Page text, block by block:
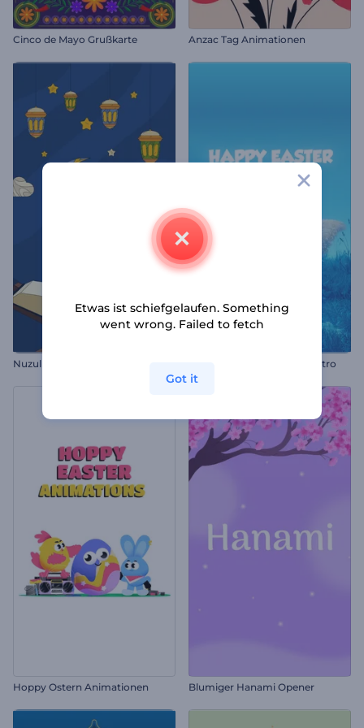
Cinco de Mayo Grußkarte Anzac Tag Animationen
Nuzul Al-Quran Grüße Realistisches Osterhasen Intro
Hoppy Ostern Animationen Blumiger Hanami Opener
Etwas ist schiefgelaufen. Something
went wrong. Failed to fetch
Got it